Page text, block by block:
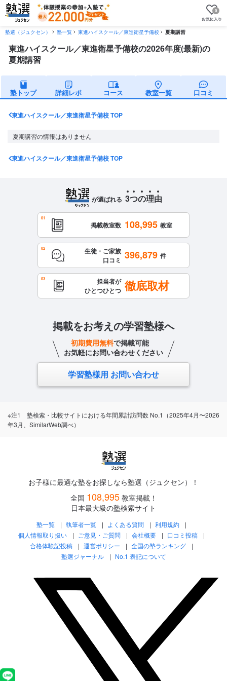
塾選（ジュクセン） 塾一覧 東進ハイスクール／東進衛星予備校 夏期講習
東進ハイスクール／東進衛星予備校の2026年度(最新)の
夏期講習
塾トップ 詳細レポ コース 教室一覧 口コミ
東進ハイスクール／東進衛星予備校 TOP
夏期講習の情報はありません
東進ハイスクール／東進衛星予備校 TOP
0
が選ばれる 3つの理由
掲載教室数 108,995 教室
生徒・ご家族
口コミ 396,879 件
担当者が
ひとつひとつ 徹底取材
掲載をお考えの学習塾様へ
初期費用無料で掲載可能
お気軽にお問い合わせください
学習塾様用 お問い合わせ
※注1 塾検索・比較サイトにおける年間累計訪問数 No.1（2025年4月〜2026
年3月、SimilarWeb調べ）
お子様に最適な塾をお探しなら塾選（ジュクセン）！
全国 108,995 教室掲載！
日本最大級の塾検索サイト
塾一覧 執筆者一覧 よくある質問
利用規約
個人情報取り扱い
ご意見・ご質問 会社概要
口コミ投稿
合格体験記投稿
運営ポリシー
全国の塾ランキング
塾選ジャーナル
No.1 表記について